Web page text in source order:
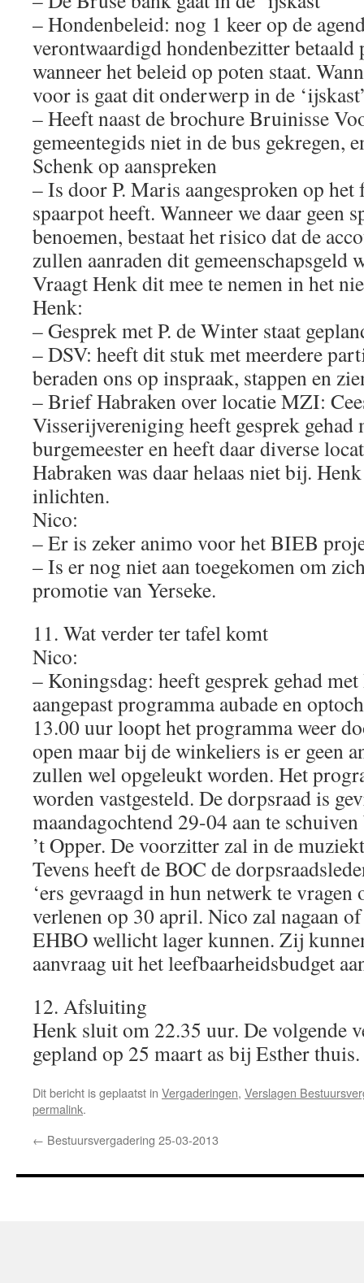
– Hondenbeleid: nog 1 keer op de
verontwaardigd hondenbezitter betaald
wanneer het beleid op poten staat.
voor is gaat dit onderwerp in de
– Heeft naast de brochure Bruinisse
gemeentegids niet in de bus gekregen,
Schenk op aanspreken
– Is door P. Maris aangesproken op het
spaarpot heeft. Wanneer we daar geen
benoemen, bestaat het risico dat de
zullen aanraden dit gemeenschapsgeld
Vraagt Henk dit mee te nemen in het
Henk:
– Gesprek met P. de Winter staat
– DSV: heeft dit stuk met meerdere
beraden ons op inspraak, stappen en
– Brief Habraken over locatie MZI:
Visserijvereniging heeft gesprek gehad
burgemeester en heeft daar diverse
Habraken was daar helaas niet bij.
inlichten.
Nico:
– Er is zeker animo voor het BIEB
– Is er nog niet aan toegekomen om
promotie van Yerseke.
11. Wat verder ter tafel komt
Nico:
– Koningsdag: heeft gesprek gehad
aangepast programma aubade en
13.00 uur loopt het programma weer
open maar bij de winkeliers is er geen
zullen wel opgeleukt worden. Het
worden vastgesteld. De dorpsraad is
maandagochtend 29-04 aan te
’t Opper. De voorzitter zal in de
Tevens heeft de BOC de
‘ers gevraagd in hun netwerk te vragen
verlenen op 30 april. Nico zal nagaan
EHBO wellicht lager kunnen. Zij
aanvraag uit het leefbaarheidsbudget
12. Afsluiting
Henk sluit om 22.35 uur. De volgende
gepland op 25 maart as bij Esther thuis.
Dit bericht is geplaatst in Vergaderingen, Verslagen
permalink.
← Bestuursvergadering 25-03-2013